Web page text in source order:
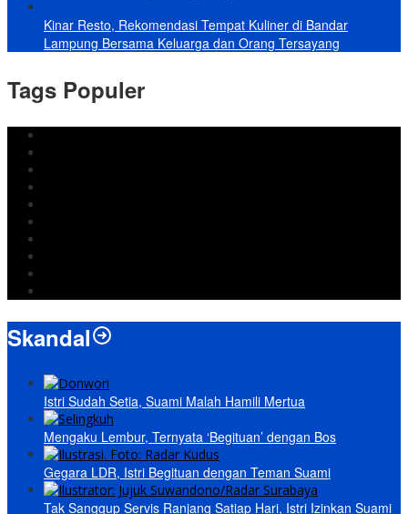
Kinar Resto, Rekomendasi Tempat Kuliner di Bandar
Lampung Bersama Keluarga dan Orang Tersayang
Tags Populer
Skandal
Istri Sudah Setia, Suami Malah Hamili Mertua
Mengaku Lembur, Ternyata ‘Begituan’ dengan Bos
Gegara LDR, Istri Begituan dengan Teman Suami
Tak Sanggup Servis Ranjang Satiap Hari, Istri Izinkan Suami